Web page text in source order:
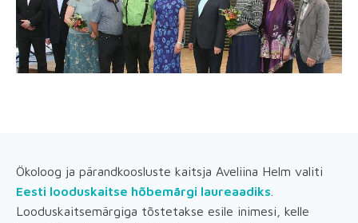
Ökoloog ja pärandkoosluste kaitsja Aveliina Helm valiti
Eesti looduskaitse hõbemärgi laureaadiks
Looduskaitsemärgiga tõstetakse esile inimesi, kelle